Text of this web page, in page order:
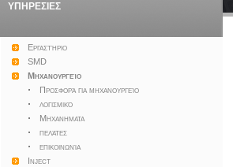
ΥΠΗΡΕΣΙΕΣ
Εργαστήριο
SMD
Μηχανουργείο
Προσφορά για μηχανουργείο
λογισμικό
Μηχανηματα
πελάτες
επικοινωνία
Inject